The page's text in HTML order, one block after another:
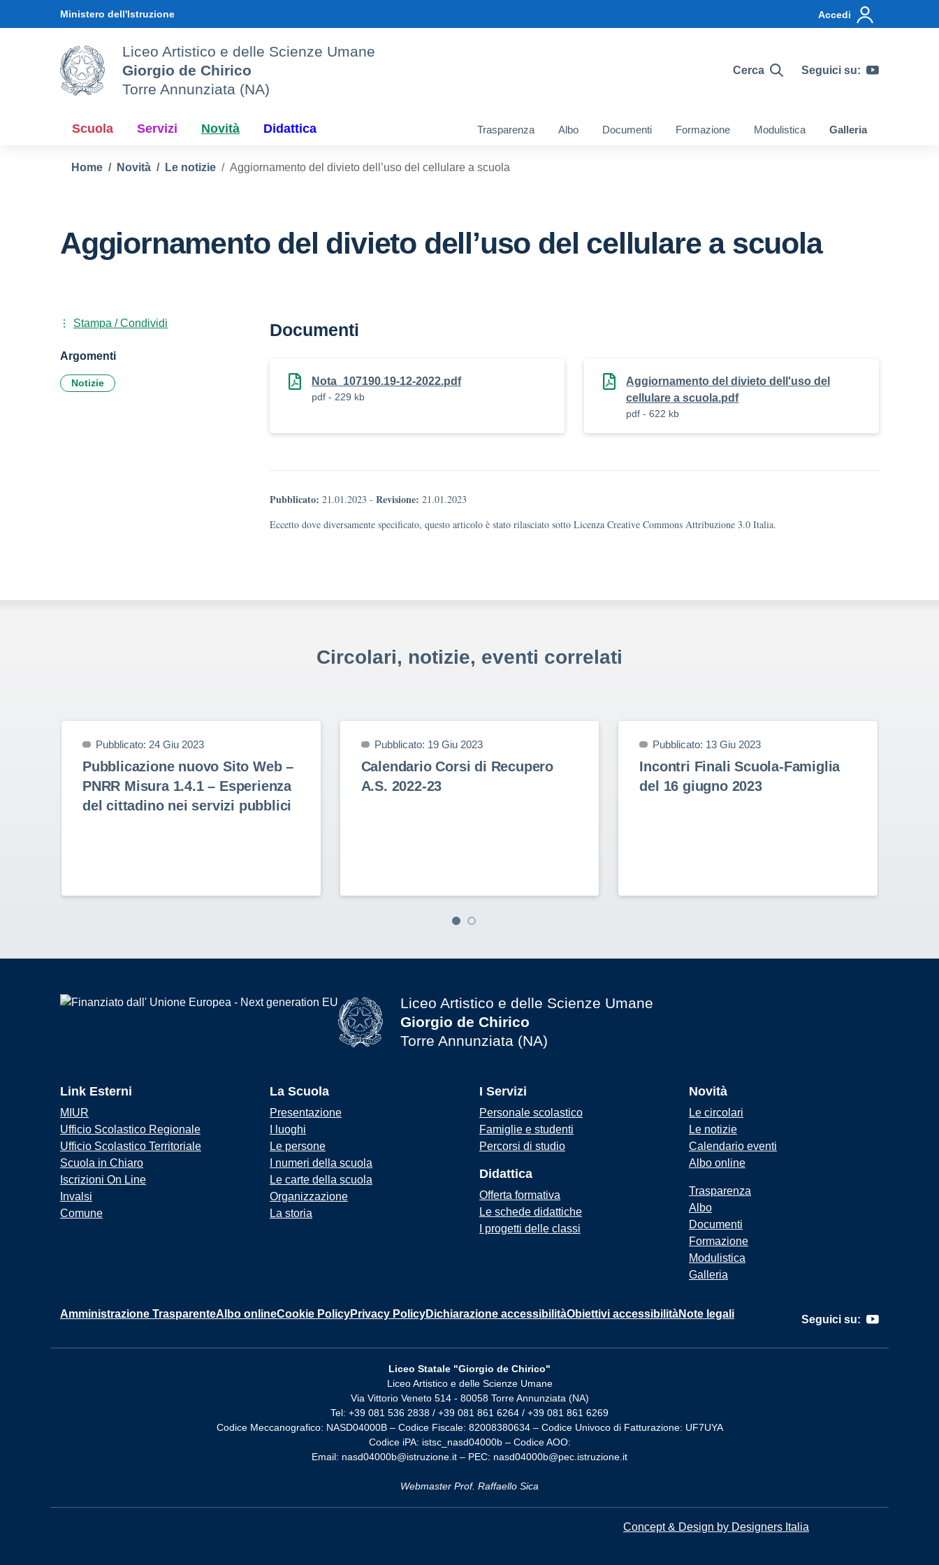
Ministero dell'Istruzione Accedi
Liceo Artistico e delle Scienze Umane
Giorgio de Chirico
Torre Annunziata (NA)
Cerca Seguici su:
Scuola Servizi Novità Didattica Trasparenza Albo Documenti Formazione Modulistica Galleria
Home Novità Le notizie Aggiornamento del divieto dell’uso del cellulare a scuola
Aggiornamento del divieto dell’uso del cellulare a scuola
Documenti
Nota_107190.19-12-2022.pdf
pdf - 229 kb
Aggiornamento del divieto dell'uso del
cellulare a scuola.pdf
pdf - 622 kb
Pubblicato: 21.01.2023 - Revisione: 21.01.2023
Eccetto dove diversamente specificato, questo articolo è stato rilasciato sotto Licenza Creative Commons Attribuzione 3.0 Italia.
Stampa / Condividi
Argomenti
Notizie
Circolari, notizie, eventi correlati
Pubblicato: 24 Giu 2023
Pubblicazione nuovo Sito Web –
PNRR Misura 1.4.1 – Esperienza
del cittadino nei servizi pubblici
Pubblicato: 19 Giu 2023
Calendario Corsi di Recupero
A.S. 2022-23
Pubblicato: 13 Giu 2023
Incontri Finali Scuola-Famiglia
del 16 giugno 2023
Liceo Artistico e delle Scienze Umane
Giorgio de Chirico
Torre Annunziata (NA)
Link Esterni
MIUR
Ufficio Scolastico Regionale
Ufficio Scolastico Territoriale
Scuola in Chiaro
Iscrizioni On Line
Invalsi
Comune
La Scuola
Presentazione
I luoghi
Le persone
I numeri della scuola
Le carte della scuola
Organizzazione
La storia
I Servizi
Personale scolastico
Famiglie e studenti
Percorsi di studio
Didattica
Offerta formativa
Le schede didattiche
I progetti delle classi
Novità
Le circolari
Le notizie
Calendario eventi
Albo online
Trasparenza
Albo
Documenti
Formazione
Modulistica
Galleria
Amministrazione TrasparenteAlbo onlineCookie PolicyPrivacy PolicyDichiarazione accessibilitàObiettivi accessibilitàNote legali Seguici su:
Liceo Statale "Giorgio de Chirico"
Liceo Artistico e delle Scienze Umane
Via Vittorio Veneto 514 - 80058 Torre Annunziata (NA)
Tel: +39 081 536 2838 / +39 081 861 6264 / +39 081 861 6269
Codice Meccanografico: NASD04000B – Codice Fiscale: 82008380634 – Codice Univoco di Fatturazione: UF7UYA
Codice iPA: istsc_nasd04000b – Codice AOO:
Email: nasd04000b@istruzione.it – PEC: nasd04000b@pec.istruzione.it
Webmaster Prof. Raffaello Sica
Concept & Design by Designers Italia